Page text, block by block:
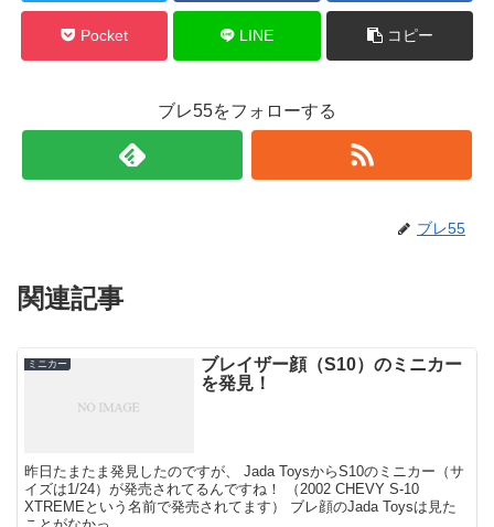
Pocket LINE コピー
ブレ55をフォローする
ブレ55
関連記事
ミニカー
ブレイザー顔（S10）のミニカー
を発見！
昨日たまたま発見したのですが、 Jada ToysからS10のミニカー（サ
イズは1/24）が発売されてるんですね！ （2002 CHEVY S-10
XTREMEという名前で発売されてます） ブレ顔のJada Toysは見た